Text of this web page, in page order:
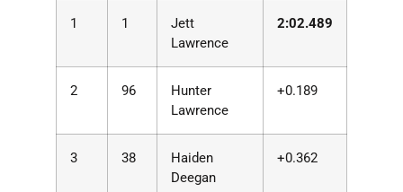
1 1
Jett
Lawrence
2:02.489
2 96
Hunter
Lawrence
+0.189
3 38
Haiden
Deegan
+0.362